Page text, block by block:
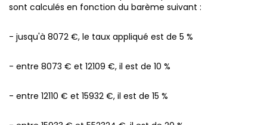
sont calculés en fonction du barème suivant :
- jusqu'à 8072 €, le taux appliqué est de 5 %
- entre 8073 € et 12109 €, il est de 10 %
- entre 12110 € et 15932 €, il est de 15 %